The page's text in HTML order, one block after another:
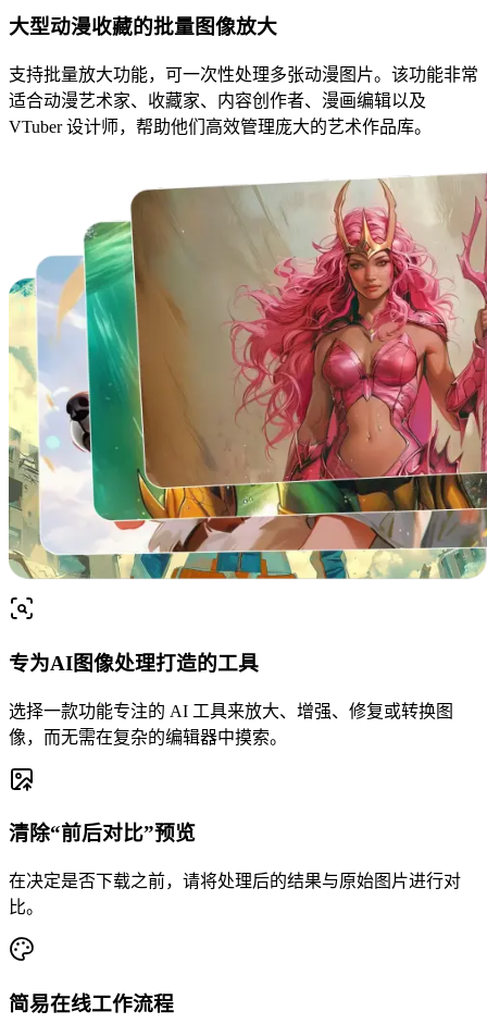
大型动漫收藏的批量图像放大
支持批量放大功能，可一次性处理多张动漫图片。该功能非常
适合动漫艺术家、收藏家、内容创作者、漫画编辑以及
VTuber 设计师，帮助他们高效管理庞大的艺术作品库。
专为AI图像处理打造的工具
选择一款功能专注的 AI 工具来放大、增强、修复或转换图
像，而无需在复杂的编辑器中摸索。
清除“前后对比”预览
在决定是否下载之前，请将处理后的结果与原始图片进行对
比。
简易在线工作流程